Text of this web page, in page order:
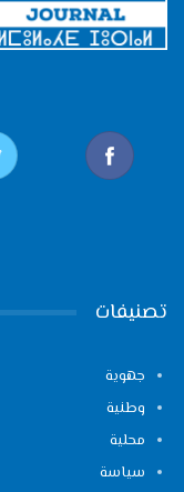
تصنيفات
جهوية
وطنية
محلية
سياسة